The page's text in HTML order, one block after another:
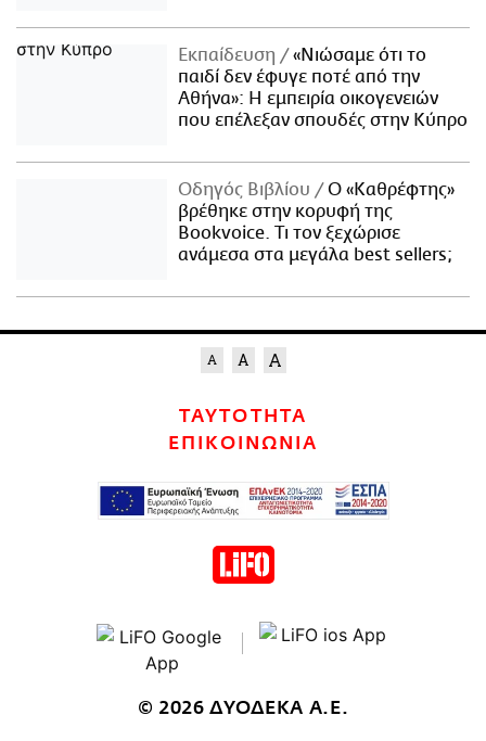
Εκπαίδευση
«Νιώσαμε ότι το
παιδί δεν έφυγε ποτέ από την
Αθήνα»: Η εμπειρία οικογενειών
που επέλεξαν σπουδές στην Κύπρο
Οδηγός Βιβλίου
Ο «Καθρέφτης»
βρέθηκε στην κορυφή της
Bookvoice. Τι τον ξεχώρισε
ανάμεσα στα μεγάλα best sellers;
ΤΑΥΤΟΤΗΤΑ
ΕΠΙΚΟΙΝΩΝΙΑ
© 2026 ΔΥΟΔΕΚΑ Α.Ε.